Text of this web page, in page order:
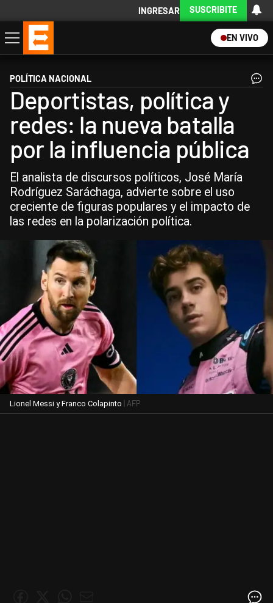
INGRESAR SUSCRIBITE
EN VIVO
Economía
Política
Internacional
Actualidad
Descargá la App
POLÍTICA NACIONAL
Deportistas, política y
redes: la nueva batalla
por la influencia pública
El analista de discursos políticos, José María
Rodríguez Saráchaga, advierte sobre el uso
creciente de figuras populares y el impacto de
las redes en la polarización política.
Lionel Messi y Franco Colapinto | AFP